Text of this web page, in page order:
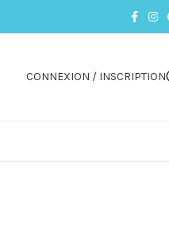
CONNEXION / INSCRIPTION